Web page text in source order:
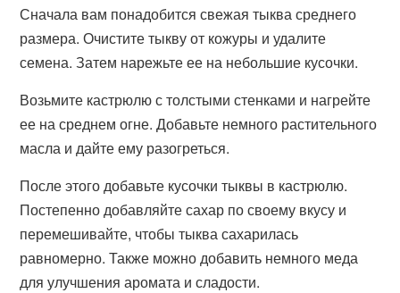
Сначала вам понадобится свежая тыква среднего
размера. Очистите тыкву от кожуры и удалите
семена. Затем нарежьте ее на небольшие кусочки.
Возьмите кастрюлю с толстыми стенками и нагрейте
ее на среднем огне. Добавьте немного растительного
масла и дайте ему разогреться.
После этого добавьте кусочки тыквы в кастрюлю.
Постепенно добавляйте сахар по своему вкусу и
перемешивайте, чтобы тыква сахарилась
равномерно. Также можно добавить немного меда
для улучшения аромата и сладости.